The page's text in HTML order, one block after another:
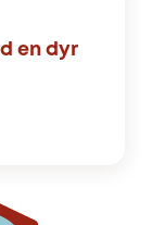
en dyr